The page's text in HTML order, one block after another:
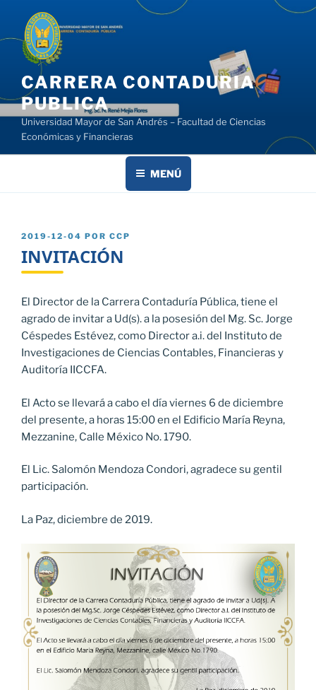
contenido
CARRERA CONTADURIA
PUBLICA
Universidad Mayor de San Andrés – Facultad de Ciencias
Económicas y Financieras
MENÚ
PUBLICADO
2019-12-04 POR CCP
INVITACIÓN
El Director de la Carrera Contaduría Pública, tiene el
agrado de invitar a Ud(s). a la posesión del Mg. Sc. Jorge
Céspedes Estévez, como Director a.i. del Instituto de
Investigaciones de Ciencias Contables, Financieras y
Auditoría IICCFA.
El Acto se llevará a cabo el día viernes 6 de diciembre
del presente, a horas 15:00 en el Edificio María Reyna,
Mezzanine, Calle México No. 1790.
El Lic. Salomón Mendoza Condori, agradece su gentil
participación.
La Paz, diciembre de 2019.